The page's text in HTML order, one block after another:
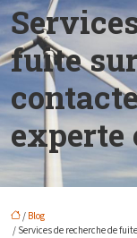
fuite
experte
/ Blog
/ Services de recherche de